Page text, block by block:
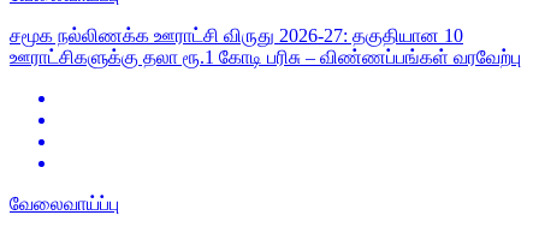
சமூக நல்லிணக்க ஊராட்சி விருது 2026-27: தகுதியான 10
ஊராட்சிகளுக்கு தலா ரூ.1 கோடி பரிசு – விண்ணப்பங்கள் வரவேற்பு
வேலைவாய்ப்பு